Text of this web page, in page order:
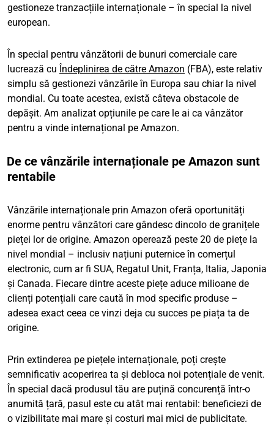
gestioneze tranzacțiile internaționale – în special la nivel
european.
În special pentru vânzătorii de bunuri comerciale care
lucrează cu Îndeplinirea de către Amazon (FBA), este relativ
simplu să gestionezi vânzările în Europa sau chiar la nivel
mondial. Cu toate acestea, există câteva obstacole de
depășit. Am analizat opțiunile pe care le ai ca vânzător
pentru a vinde internațional pe Amazon.
De ce vânzările internaționale pe Amazon sunt
rentabile
Vânzările internaționale prin Amazon oferă oportunități
enorme pentru vânzători care gândesc dincolo de granițele
pieței lor de origine. Amazon operează peste 20 de piețe la
nivel mondial – inclusiv națiuni puternice în comerțul
electronic, cum ar fi SUA, Regatul Unit, Franța, Italia, Japonia
și Canada. Fiecare dintre aceste piețe aduce milioane de
clienți potențiali care caută în mod specific produse –
adesea exact ceea ce vinzi deja cu succes pe piața ta de
origine.
Prin extinderea pe piețele internaționale, poți crește
semnificativ acoperirea ta și debloca noi potențiale de venit.
În special dacă produsul tău are puțină concurență într-o
anumită țară, pasul este cu atât mai rentabil: beneficiezi de
o vizibilitate mai mare și costuri mai mici de publicitate.